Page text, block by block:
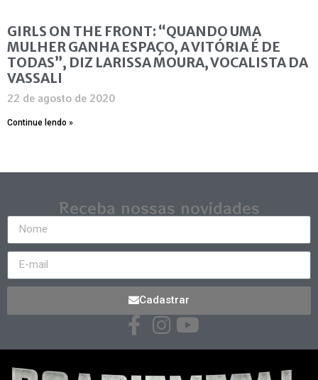
GIRLS ON THE FRONT: “QUANDO UMA
MULHER GANHA ESPAÇO, A VITÓRIA É DE
TODAS”, DIZ LARISSA MOURA, VOCALISTA DA
VASSALI
22 de agosto de 2020
Continue lendo »
Receba nossas novidades
Cadastrar